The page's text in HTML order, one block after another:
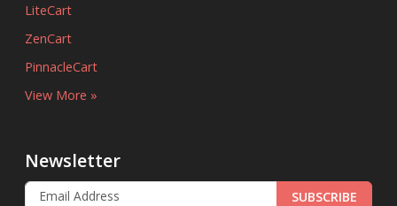
LiteCart
ZenCart
PinnacleCart
View More »
Newsletter
SUBSCRIBE